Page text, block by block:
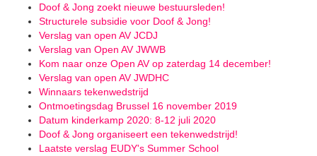
Doof & Jong zoekt nieuwe bestuursleden!
Structurele subsidie voor Doof & Jong!
Verslag van open AV JCDJ
Verslag van Open AV JWWB
Kom naar onze Open AV op zaterdag 14 december!
Verslag van open AV JWDHC
Winnaars tekenwedstrijd
Ontmoetingsdag Brussel 16 november 2019
Datum kinderkamp 2020: 8-12 juli 2020
Doof & Jong organiseert een tekenwedstrijd!
Laatste verslag EUDY's Summer School